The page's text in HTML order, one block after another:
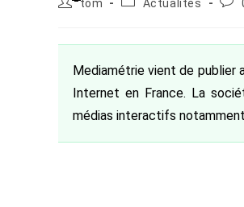
publication :
tom Actualités
Mediamétrie vient de publier
Internet en France. La
médias interactifs